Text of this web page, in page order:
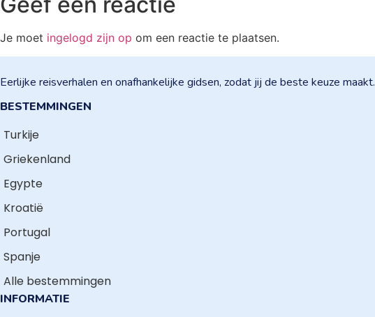
Je moet ingelogd zijn op om een reactie te plaatsen.
Eerlijke reisverhalen en onafhankelijke gidsen, zodat jij de beste keuze maakt.
BESTEMMINGEN
Turkije
Griekenland
Egypte
Kroatië
Portugal
Spanje
Alle bestemmingen
INFORMATIE